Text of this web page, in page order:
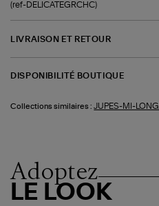
(ref-DELICATEGRCHC)
LIVRAISON ET RETOUR
DISPONIBILITÉ BOUTIQUE
Collections similaires : JUPES-MI-
Adoptez
LE LOOK